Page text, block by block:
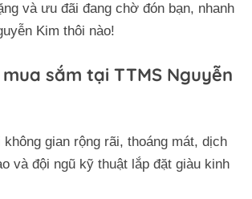
và ưu đãi đang chờ đón bạn, nhanh
Kim thôi nào!
sắm tại TTMS Nguyễn
gian rộng rãi, thoáng mát, dịch
và đội ngũ kỹ thuật lắp đặt giàu kinh